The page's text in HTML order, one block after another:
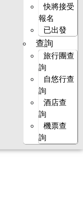
快將接受
報名
已出發
查詢
旅行團查
詢
自悠行查
詢
酒店查
詢
機票查
詢